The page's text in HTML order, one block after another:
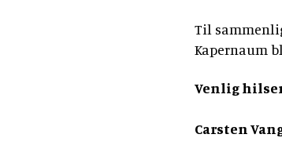
Til
Kapernaum
Venlig
Carsten